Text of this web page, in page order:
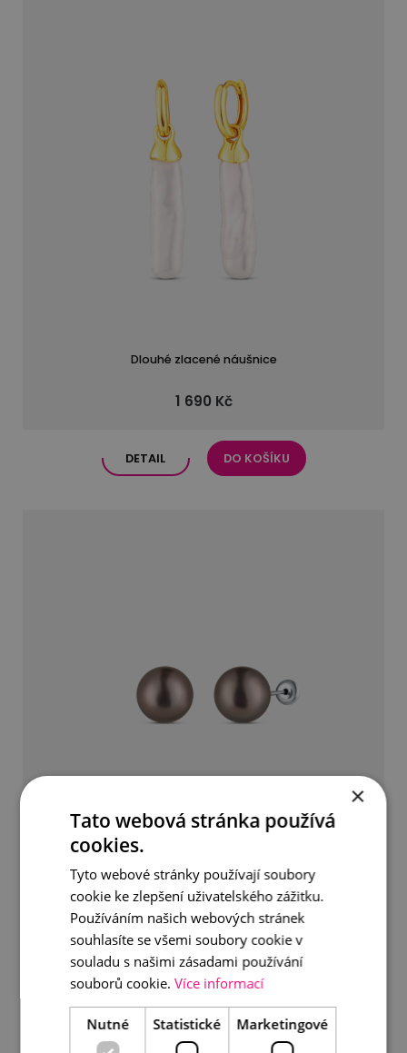
Dlouhé zlacené náušnice
1 690 Kč
DETAIL DO KOŠÍKU
Tahitské perly na bílém zlatě
7 990 Kč
DETAIL DO KOŠÍKU
×
Tato webová stránka používá
cookies.
Tyto webové stránky používají soubory
cookie ke zlepšení uživatelského zážitku.
Používáním našich webových stránek
souhlasíte se všemi soubory cookie v
souladu s našimi zásadami používání
souborů cookie. Více informací
Nutné Statistické Marketingové